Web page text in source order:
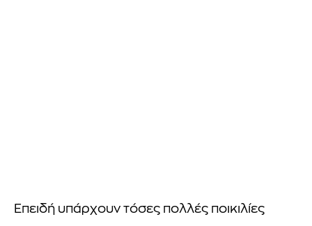
Επειδή υπάρχουν τόσες πολλές ποικιλίες